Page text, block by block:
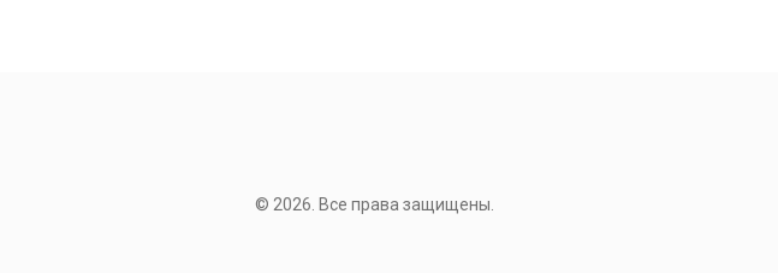
© 2026. Все права защищены.